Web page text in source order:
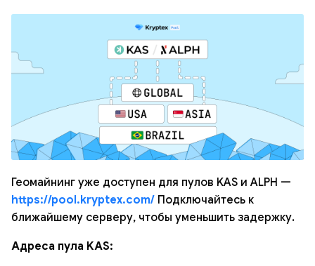
Геомайнинг уже доступен для пулов KAS и ALPH —
https://pool.kryptex.com/ Подключайтесь к
ближайшему серверу, чтобы уменьшить задержку.
Адреса пула KAS: